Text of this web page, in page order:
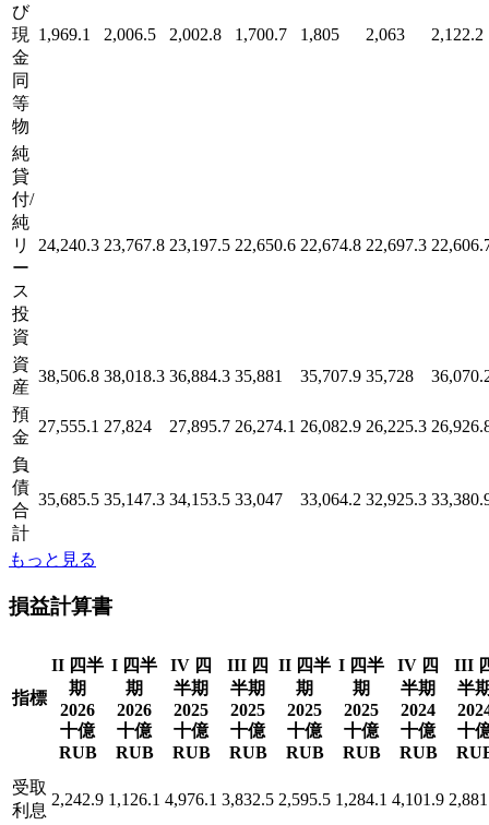
び
現
金
同
等
物
1,969.1 2,006.5 2,002.8 1,700.7 1,805 2,063 2,122.2
純
貸
付/
純
リ
ー
ス
投
資
24,240.3 23,767.8 23,197.5 22,650.6 22,674.8 22,697.3
資
産
38,506.8 38,018.3 36,884.3 35,881 35,707.9 35,728
預
金
27,555.1 27,824 27,895.7 26,274.1 26,082.9 26,225.3
負
債
合
計
35,685.5 35,147.3 34,153.5 33,047 33,064.2 32,925.3
もっと見る
損益計算書
指標
II 四半
期
2026
十億
RUB
I 四半
期
2026
十億
RUB
IV 四
半期
2025
十億
RUB
III 四
半期
2025
十億
RUB
II 四半
期
2025
十億
RUB
I 四半
期
2025
十億
RUB
IV 四
半期
2024
十億
RUB
III
半
十
受取
利息
2,242.9 1,126.1 4,976.1 3,832.5 2,595.5 1,284.1 4,101.9